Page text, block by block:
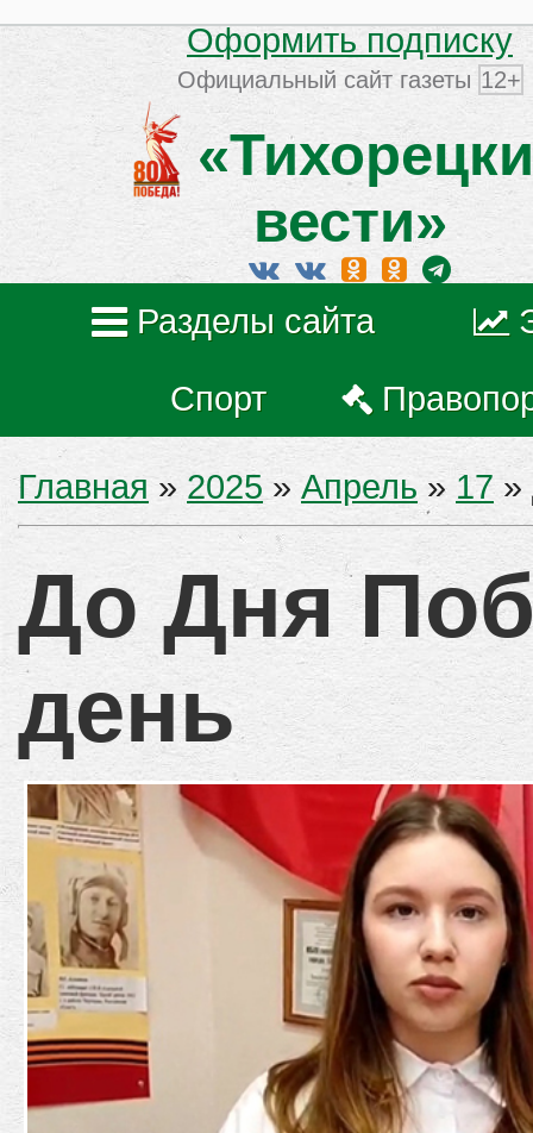
Оформить подписку
Официальный сайт газеты 12+
вести»
Разделы сайта
Спорт
Главная » 2025 » Апрель » 17»
До Дня
день